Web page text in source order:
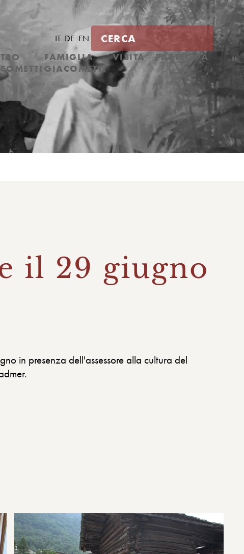
IT DE EN
FAMIGLIA
GIACOMETTI
VISITA PARTECIPA
il 29 giugno
in presenza dell'assessore alla cultura del